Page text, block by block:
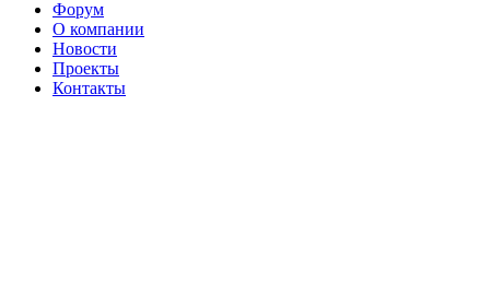
Форум
О компании
Новости
Проекты
Контакты